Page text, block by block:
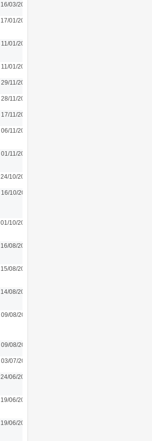
16/03/2017 14:39
17/01/2017 20:38
11/01/2017 10:59
11/01/2017 10:54
29/11/2016 13:40
28/11/2016 09:28
17/11/2016 15:53
06/11/2016 20:35
01/11/2016 20:39
24/10/2016 16:44
16/10/2016 09:11
01/10/2016 13:24
16/08/2016 19:30
15/08/2016 13:55
14/08/2016 17:47
09/08/2016 11:57
09/08/2016 11:37
03/07/2016 11:53
24/06/2016 19:35
19/06/2016 22:00
19/06/2016 21:44